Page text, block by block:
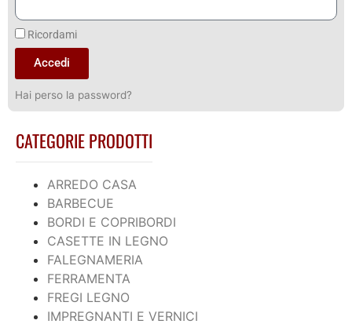
Ricordami
Accedi
Hai perso la password?
CATEGORIE PRODOTTI
ARREDO CASA
BARBECUE
BORDI E COPRIBORDI
CASETTE IN LEGNO
FALEGNAMERIA
FERRAMENTA
FREGI LEGNO
IMPREGNANTI E VERNICI